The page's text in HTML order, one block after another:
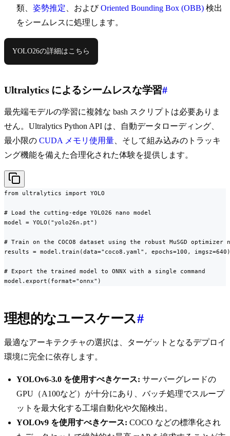
類、 姿勢推定 、およびOriented Bounding Box (OBB) 検出
をシームレスに処理します。
YOLO26の詳細はこちら
Ultralytics によるシームレスな学習#
最先端モデルの学習に複雑な bash スクリプトは必要ありま
せん。Ultralytics Python API は、自動データローディング、
最小限の CUDA メモリ使用量 、そして組み込みのトラッキ
ング機能を備えた合理化された体験を提供します。
from ultralytics import YOLO
# Load the cutting-edge YOLO26 nano model
model = YOLO("yolo26n.pt")
# Train on the COCO8 dataset using the robust MuSGD optimizer
results = model.train(data="coco8.yaml", epochs=100, imgsz=640)
# Export the trained model to ONNX with a single command
model.export(format="onnx")
理想的なユースケース#
最適なアーキテクチャの選択は、ターゲットとなるデプロイ
環境に完全に依存します。
YOLOv6-3.0 を使用すべきケース: サーバーグレードの
GPU（A100など）が十分にあり、バッチ処理でスループ
ットを最大化する工場自動化や欠陥検出。
YOLOv9 を使用すべきケース: COCO などの標準化され